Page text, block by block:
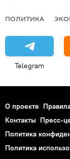
ПОЛИТИКА
Telegram
О проекте
Контакты Пресс-
Политика
Политика